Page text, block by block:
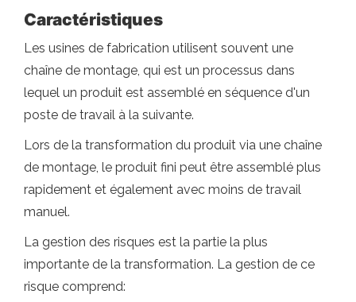
Caractéristiques
Les usines de fabrication utilisent souvent une
chaîne de montage, qui est un processus dans
lequel un produit est assemblé en séquence d'un
poste de travail à la suivante.
Lors de la transformation du produit via une chaîne
de montage, le produit fini peut être assemblé plus
rapidement et également avec moins de travail
manuel.
La gestion des risques est la partie la plus
importante de la transformation. La gestion de ce
risque comprend: